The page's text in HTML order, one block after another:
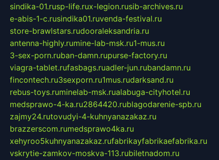
sindika-01.rusp-life.rux-legion.rusib-archives.ru
e-abis-1-c.rusindika01.ruvenda-festival.ru
store-brawlstars.rudooraleksandria.ru
antenna-highly.rumine-lab-msk.ru1-mus.ru
3-sex-porn.ruban-damn.rupurse-factory.ru
viagra-tablet.rufasbags.ruadler-jun.rubandamn.ru
fincontech.ru3sexporn.ru1mus.rudarksand.ru
rebus-toys.ruminelab-msk.rualabuga-cityhotel.ru
medsprawo-4-ka.ru2864420.rublagodarenie-spb.ru
zajmy24.rutovudyi-4-kuhnyanazakaz.ru
brazzerscom.rumedsprawo4ka.ru
xehyroo5kuhnyanazakaz.rufabrikayfabrikaefabrika.ru
vskrytie-zamkov-moskva-113.rubiletnadom.ru